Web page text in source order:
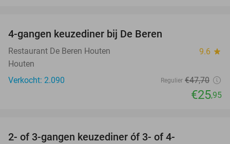
4-gangen keuzediner bij De Beren
Restaurant De Beren Houten 9.6 star
Houten
Verkocht: 2.090
Regulier €47,70
€25,95
2- of 3-gangen keuzediner óf 3- of 4-